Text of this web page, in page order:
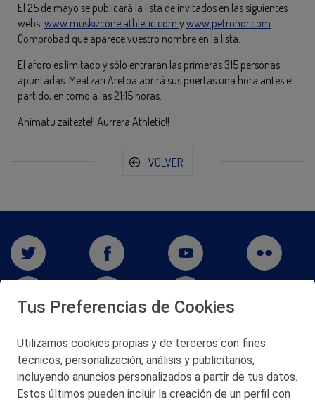
El 25 de mayo se publicará la lista de invitados en las siguientes
webs: www.muskizconelathletic.com ywww.petronor.com.
Comprobad que aparece vuestro nombre en la lista.
El aforo es limitado y sólo entraran las primeras 315 personas
apuntadas. Meatzari Aretoa abrirá sus puertas una hora antes el
partido, en torno a las 21:15 horas.
Animatu zaitezte!! Aurrera Athletic!!
VOLVER
San Martín 5-Edificio Muñatones,
48550 Muskiz (Bizkaia)
Telf. 946 357 000
© 2026 Petronor S.A.
Tus Preferencias de Cookies
Utilizamos cookies propias y de terceros con fines
técnicos, personalización, análisis y publicitarios,
incluyendo anuncios personalizados a partir de tus datos.
Estos últimos pueden incluir la creación de un perfil con